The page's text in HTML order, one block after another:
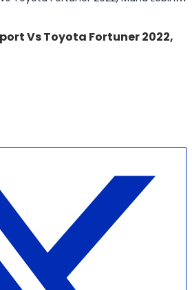
Vs Toyota Fortuner 2022,